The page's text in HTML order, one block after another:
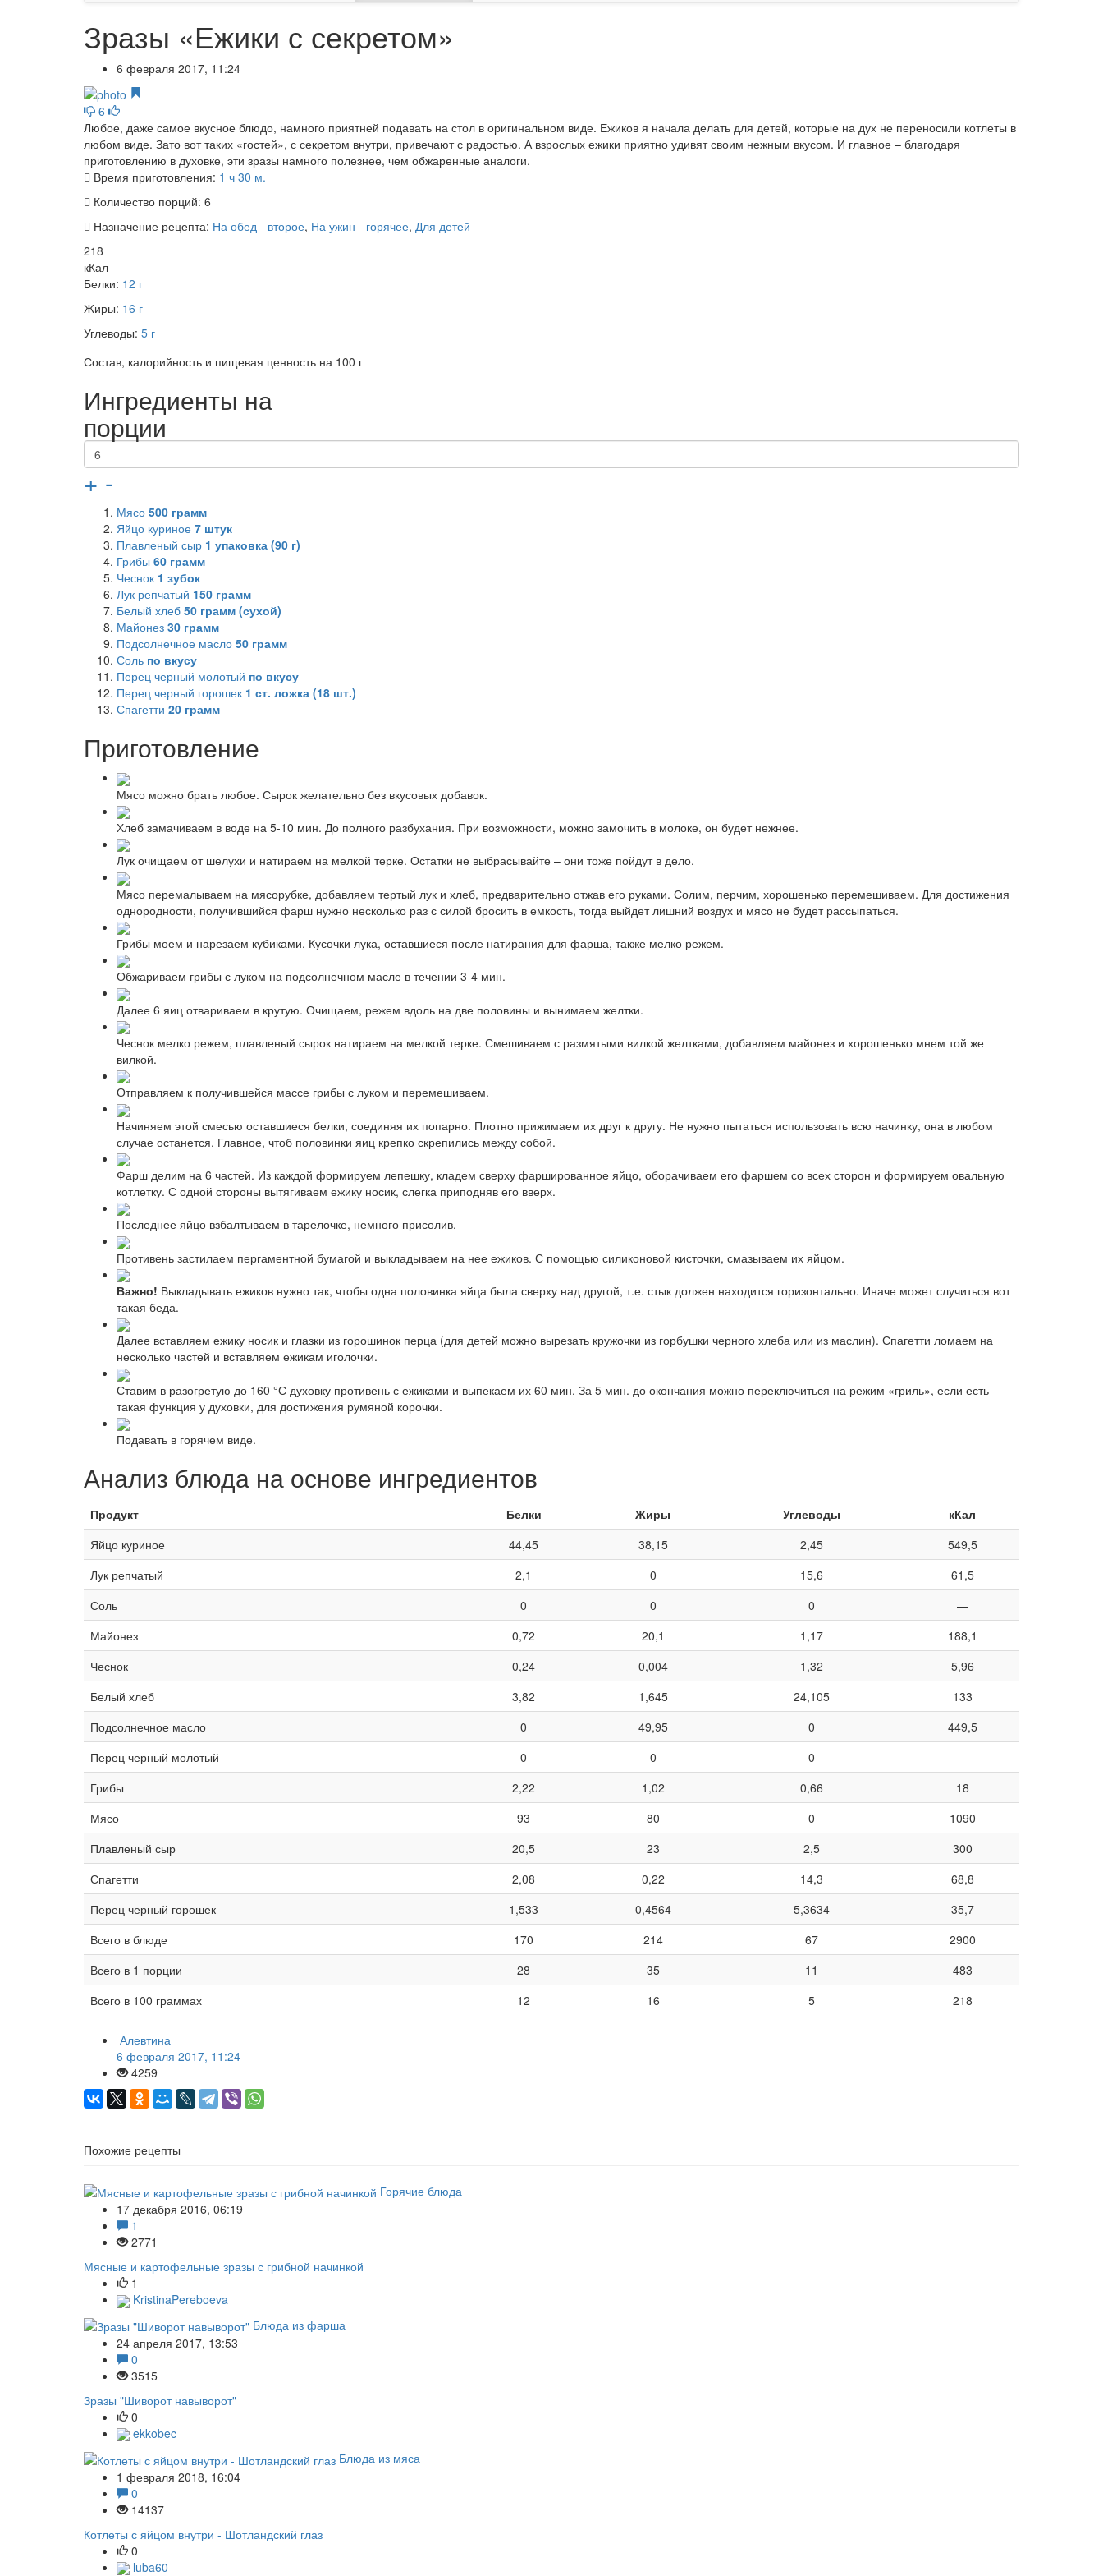
Зразы «Ежики с секретом»
6 февраля 2017, 11:24
6
Любое, даже самое вкусное блюдо, намного приятней подавать на стол в оригинальном виде. Ежиков я начала делать для детей, которые на дух не переносили котлеты в
любом виде. Зато вот таких «гостей», с секретом внутри, привечают с радостью. А взрослых ежики приятно удивят своим нежным вкусом. И главное – благодаря
приготовлению в духовке, эти зразы намного полезнее, чем обжаренные аналоги.
Время приготовления: 1 ч 30 м.
Количество порций: 6
Назначение рецепта: На обед - второе, На ужин - горячее, Для детей
218
кКал
Белки: 12 г
Жиры: 16 г
Углеводы: 5 г
Состав, калорийность и пищевая ценность на 100 г
Ингредиенты на
порции
+ -
Мясо 500 грамм
Яйцо куриное 7 штук
Плавленый сыр 1 упаковка (90 г)
Грибы 60 грамм
Чеснок 1 зубок
Лук репчатый 150 грамм
Белый хлеб 50 грамм (сухой)
Майонез 30 грамм
Подсолнечное масло 50 грамм
Соль по вкусу
Перец черный молотый по вкусу
Перец черный горошек 1 ст. ложка (18 шт.)
Спагетти 20 грамм
Приготовление
Мясо можно брать любое. Сырок желательно без вкусовых добавок.
Хлеб замачиваем в воде на 5-10 мин. До полного разбухания. При возможности, можно замочить в молоке, он будет нежнее.
Лук очищаем от шелухи и натираем на мелкой терке. Остатки не выбрасывайте – они тоже пойдут в дело.
Мясо перемалываем на мясорубке, добавляем тертый лук и хлеб, предварительно отжав его руками. Солим, перчим, хорошенько перемешиваем. Для достижения
однородности, получившийся фарш нужно несколько раз с силой бросить в емкость, тогда выйдет лишний воздух и мясо не будет рассыпаться.
Грибы моем и нарезаем кубиками. Кусочки лука, оставшиеся после натирания для фарша, также мелко режем.
Обжариваем грибы с луком на подсолнечном масле в течении 3-4 мин.
Далее 6 яиц отвариваем в крутую. Очищаем, режем вдоль на две половины и вынимаем желтки.
Чеснок мелко режем, плавленый сырок натираем на мелкой терке. Смешиваем с размятыми вилкой желтками, добавляем майонез и хорошенько мнем той же
вилкой.
Отправляем к получившейся массе грибы с луком и перемешиваем.
Начиняем этой смесью оставшиеся белки, соединяя их попарно. Плотно прижимаем их друг к другу. Не нужно пытаться использовать всю начинку, она в любом
случае останется. Главное, чтоб половинки яиц крепко скрепились между собой.
Фарш делим на 6 частей. Из каждой формируем лепешку, кладем сверху фаршированное яйцо, оборачиваем его фаршем со всех сторон и формируем овальную
котлетку. С одной стороны вытягиваем ежику носик, слегка приподняв его вверх.
Последнее яйцо взбалтываем в тарелочке, немного присолив.
Противень застилаем пергаментной бумагой и выкладываем на нее ежиков. С помощью силиконовой кисточки, смазываем их яйцом.
Важно! Выкладывать ежиков нужно так, чтобы одна половинка яйца была сверху над другой, т.е. стык должен находится горизонтально. Иначе может случиться вот
такая беда.
Далее вставляем ежику носик и глазки из горошинок перца (для детей можно вырезать кружочки из горбушки черного хлеба или из маслин). Спагетти ломаем на
несколько частей и вставляем ежикам иголочки.
Ставим в разогретую до 160 °С духовку противень с ежиками и выпекаем их 60 мин. За 5 мин. до окончания можно переключиться на режим «гриль», если есть
такая функция у духовки, для достижения румяной корочки.
Подавать в горячем виде.
Анализ блюда на основе ингредиентов
Продукт Белки Жиры Углеводы
кКал
Яйцо куриное
44,45 38,15 2,45
549,5
Лук репчатый
2,1 0 15,6
61,5
Соль
0 0 0
—
Майонез
0,72 20,1 1,17
188,1
Чеснок
0,24 0,004 1,32
5,96
Белый хлеб
3,82 1,645 24,105
133
Подсолнечное масло
0 49,95 0
449,5
Перец черный молотый
0 0 0
—
Грибы
2,22 1,02 0,66
18
Мясо
93 80 0
1090
Плавленый сыр
20,5 23 2,5
300
Спагетти
2,08 0,22 14,3
68,8
Перец черный горошек
1,533 0,4564 5,3634
35,7
Всего в блюде
170 214 67
2900
Всего в 1 порции
28 35 11
483
Всего в 100 граммах
12 16 5 218
Алевтина
6 февраля 2017, 11:24
4259
Похожие рецепты
Горячие блюда
17 декабря 2016, 06:19
1
2771
Мясные и картофельные зразы с грибной начинкой
1
KristinaPereboeva
Блюда из фарша
24 апреля 2017, 13:53
0
3515
Зразы "Шиворот навыворот"
0
ekkobec
Блюда из мяса
1 февраля 2018, 16:04
0
14137
Котлеты с яйцом внутри - Шотландский глаз
0
luba60